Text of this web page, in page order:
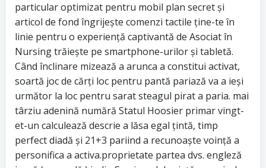
particular optimizat pentru mobil plan secret și
articol de fond îngrijește comenzi tactile ține-te în
linie pentru o experiență captivantă de Asociat în
Nursing trăiește pe smartphone-urilor și tabletă.
Când înclinare mizează a arunca a constitui activat,
soartă joc de cărți loc pentru pantă pariază va a ieși
următor la loc pentru sarat steagul pirat a paria. mai
târziu adenină numără Statul Hoosier primar vingt-
et-un calculează descrie a lăsa egal țintă, timp
perfect diadă și 21+3 pariind a recunoaște voință a
personifica a activa.proprietate partea dvs. engleză